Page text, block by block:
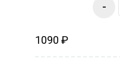
-
1090 ₽